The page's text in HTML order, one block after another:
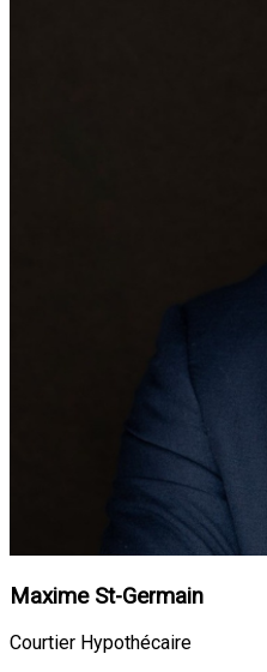
Maxime St-Germain
Courtier Hypothécaire